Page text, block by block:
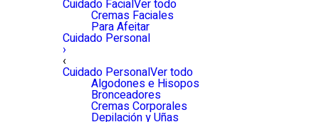
Cuidado FacialVer todo
Cremas Faciales
Para Afeitar
Cuidado Personal
›
‹
Cuidado PersonalVer todo
Algodones e Hisopos
Bronceadores
Cremas Corporales
Depilación y Uñas